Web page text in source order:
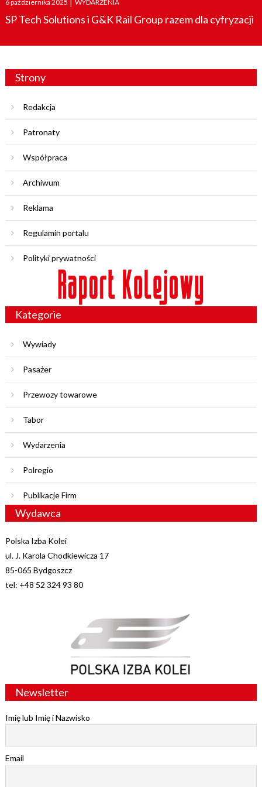
on
6 października 2025 | WYDARZENIA
SP Tech Solutions i G&K Rail Group razem dla cyfryzacji
Strony
Redakcja
Patronaty
Współpraca
Archiwum
Reklama
Regulamin portalu
Polityki prywatności
Kategorie
Wywiady
Pasażer
Przewozy towarowe
Tabor
Wydarzenia
Polregio
Publikacje Firm
Wydawca
Polska Izba Kolei
ul. J. Karola Chodkiewicza 17
85-065 Bydgoszcz
tel: +48 52 324 93 80
Newsletter
Imię lub Imię i Nazwisko
Email